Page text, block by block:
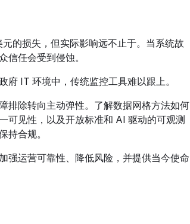
的损失，但实际影响远不止于。当系统故
信任会受到侵蚀。
IT 环境中，传统监控工具难以跟上。
排除转向主动弹性。了解数据网格方法如何
可见性，以及开放标准和 AI 驱动的可观测
持合规。
强运营可靠性、降低风险，并提供当今使命